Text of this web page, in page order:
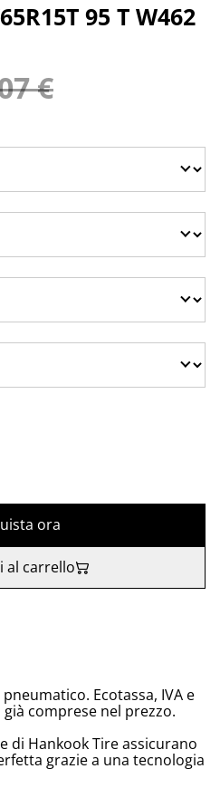
95 T W462
€
ora
al carrello
Ecotassa, IVA e
comprese nel prezzo.
di Hankook Tire assicurano
grazie a una tecnologia